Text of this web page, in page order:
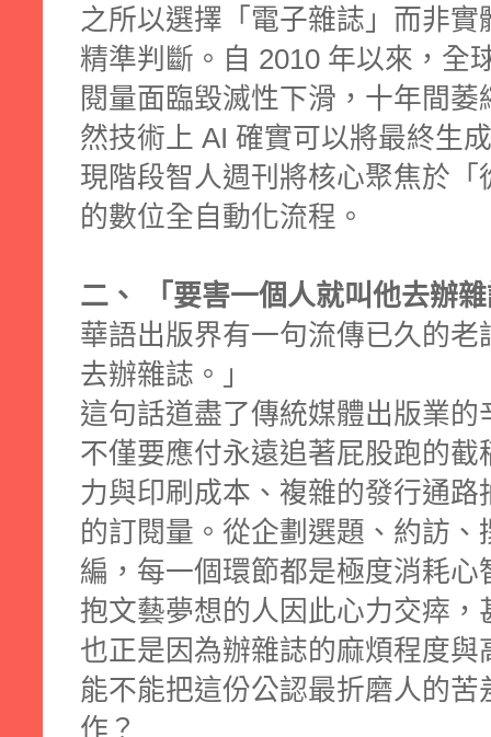
之所以選擇「電子雜誌」而非
精準判斷。自 2010 年以來，全
閱量面臨毀滅性下滑，十年間
然技術上 AI 確實可以將最終生
現階段智人週刊將核心聚焦於
的數位全自動化流程。
二、 「要害一個人就叫他去辦
華語出版界有一句流傳已久的
去辦雜誌。」
這句話道盡了傳統媒體出版業
不僅要應付永遠追著屁股跑的
力與印刷成本、複雜的發行通
的訂閱量。從企劃選題、約訪
編，每一個環節都是極度消耗
抱文藝夢想的人因此心力交瘁，
也正是因為辦雜誌的麻煩程度
能不能把這份公認最折磨人的
作？